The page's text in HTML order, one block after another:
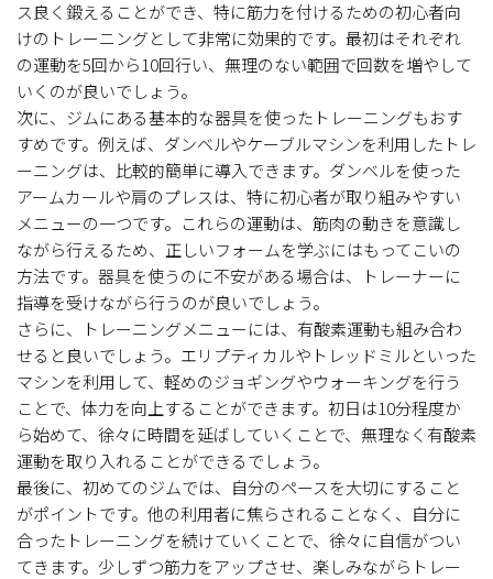
ス良く鍛えることができ、特に筋力を付けるための初心者向
けのトレーニングとして非常に効果的です。最初はそれぞれ
の運動を5回から10回行い、無理のない範囲で回数を増やして
いくのが良いでしょう。
次に、ジムにある基本的な器具を使ったトレーニングもおす
すめです。例えば、ダンベルやケーブルマシンを利用したトレ
ーニングは、比較的簡単に導入できます。ダンベルを使った
アームカールや肩のプレスは、特に初心者が取り組みやすい
メニューの一つです。これらの運動は、筋肉の動きを意識し
ながら行えるため、正しいフォームを学ぶにはもってこいの
方法です。器具を使うのに不安がある場合は、トレーナーに
指導を受けながら行うのが良いでしょう。
さらに、トレーニングメニューには、有酸素運動も組み合わ
せると良いでしょう。エリプティカルやトレッドミルといった
マシンを利用して、軽めのジョギングやウォーキングを行う
ことで、体力を向上することができます。初日は10分程度か
ら始めて、徐々に時間を延ばしていくことで、無理なく有酸素
運動を取り入れることができるでしょう。
最後に、初めてのジムでは、自分のペースを大切にすること
がポイントです。他の利用者に焦らされることなく、自分に
合ったトレーニングを続けていくことで、徐々に自信がつい
てきます。少しずつ筋力をアップさせ、楽しみながらトレー